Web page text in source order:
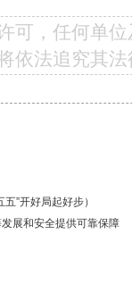
可，任何单
依法追究其
”开好局起好步）
展和安全提供可靠保障